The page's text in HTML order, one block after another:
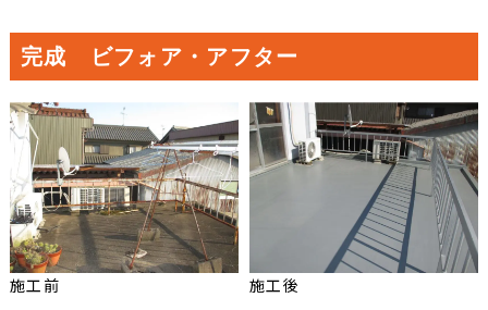
完成 ビフォア・アフター
施工前 施工後